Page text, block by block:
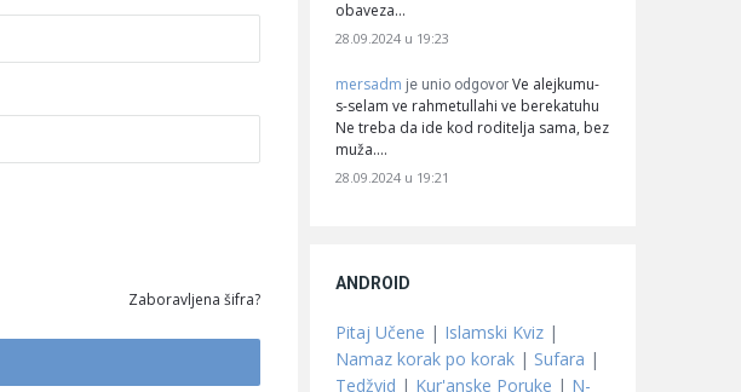
Zaboravljena šifra?
obaveza…
28.09.2024 u 19:23
mersadm je unio odgovor Ve alejkumu-
s-selam ve rahmetullahi ve berekatuhu
Ne treba da ide kod roditelja sama, bez
muža.…
28.09.2024 u 19:21
ANDROID
Pitaj Učene | Islamski Kviz |
Namaz korak po korak | Sufara |
Tedžvid | Kur'anske Poruke | N-